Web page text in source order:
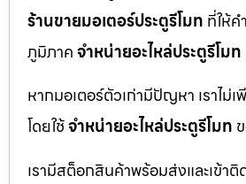
ร้านขายมอเตอร์ประตูรีโมท ที่ให้
ภูมิภาคจำหน่ายอะไหล่ประตูรีโมท
หากมอเตอร์ตัวเก่ามีปัญหา เราไม่เ
โดยใช้จำหน่ายอะไหล่ประตูรีโมท
เรามีสต็อกสินค้าพร้อมส่งและเข้า